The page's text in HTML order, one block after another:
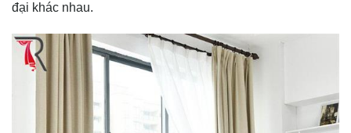
đại khác nhau.